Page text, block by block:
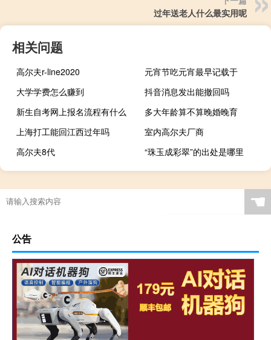
过年送老人什么最实用呢
相关问题
高尔夫r-line2020
元宵节吃元宵最早记载于
大学学费怎么赚到
抖音消息发出能撤回吗
新生自考网上报名流程有什么
多大年龄算不算晚婚晚育
上海打工能回江西过年吗
室内高尔夫厂商
高尔夫8代
“珠玉成彩翠”的出处是哪里
☚
公告